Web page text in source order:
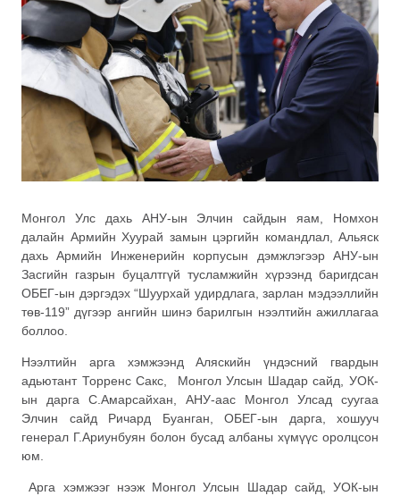
Монгол Улс дахь АНУ-ын Элчин сайдын яам, Номхон
далайн Армийн Хуурай замын цэргийн командлал, Альяск
дахь Армийн Инженерийн корпусын дэмжлэгээр АНУ-ын
Засгийн газрын буцалтгүй тусламжийн хүрээнд баригдсан
ОБЕГ-ын дэргэдэх “Шуурхай удирдлага, зарлан мэдээллийн
төв-119” дүгээр ангийн шинэ барилгын нээлтийн ажиллагаа
боллоо.
Нээлтийн арга хэмжээнд Аляскийн үндэсний гвардын
адьютант Торренс Сакс, Монгол Улсын Шадар сайд, УОК-
ын дарга С.Амарсайхан, АНУ-аас Монгол Улсад суугаа
Элчин сайд Ричард Буанган, ОБЕГ-ын дарга, хошууч
генерал Г.Ариунбуян болон бусад албаны хүмүүс оролцсон
юм.
Арга хэмжээг нээж Монгол Улсын Шадар сайд, УОК-ын